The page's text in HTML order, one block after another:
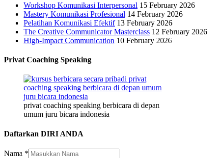
Workshop Komunikasi Interpersonal 15 February 2026
Mastery Komunikasi Profesional 14 February 2026
Pelatihan Komunikasi Efektif 13 February 2026
The Creative Communicator Masterclass 12 February 2026
High-Impact Communication 10 February 2026
Privat Coaching Speaking
privat coaching speaking berbicara di depan
umum juru bicara indonesia
Daftarkan DIRI ANDA
Nama *